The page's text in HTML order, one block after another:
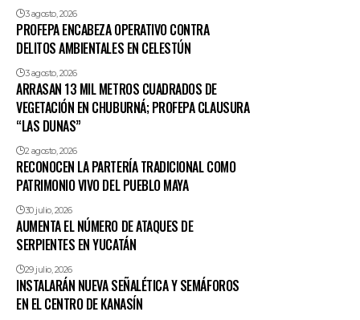
3 agosto, 2026
PROFEPA ENCABEZA OPERATIVO CONTRA
DELITOS AMBIENTALES EN CELESTÚN
3 agosto, 2026
ARRASAN 13 MIL METROS CUADRADOS DE
VEGETACIÓN EN CHUBURNÁ; PROFEPA CLAUSURA
“LAS DUNAS”
2 agosto, 2026
RECONOCEN LA PARTERÍA TRADICIONAL COMO
PATRIMONIO VIVO DEL PUEBLO MAYA
30 julio, 2026
AUMENTA EL NÚMERO DE ATAQUES DE
SERPIENTES EN YUCATÁN
29 julio, 2026
INSTALARÁN NUEVA SEÑALÉTICA Y SEMÁFOROS
EN EL CENTRO DE KANASÍN